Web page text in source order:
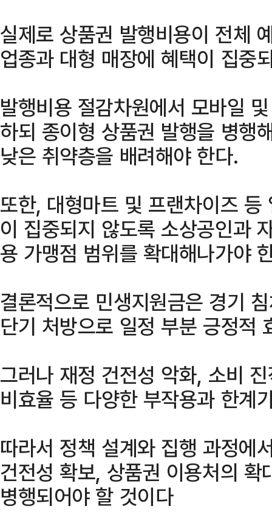
실제로 상품권 발행비용이 전체
업종과 대형 매장에 혜택이 집중
발행비용 절감차원에서 모바일
하되 종이형 상품권 발행을 병행
낮은 취약층을 배려해야 한다.
또한, 대형마트 및 프랜차이즈
이 집중되지 않도록 소상공인과
용 가맹점 범위를 확대해나가야
결론적으로 민생지원금은 경기
단기 처방으로 일정 부분 긍정적
그러나 재정 건전성 악화, 소비
비효율 등 다양한 부작용과 한계
따라서 정책 설계와 집행 과정에
건전성 확보, 상품권 이용처의
병행되어야 할 것이다